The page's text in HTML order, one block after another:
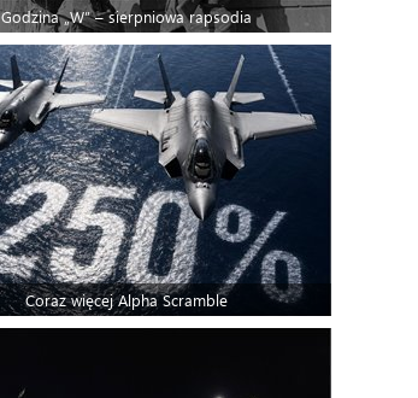
Godzina „W” – sierpniowa rapsodia
Coraz więcej Alpha Scramble